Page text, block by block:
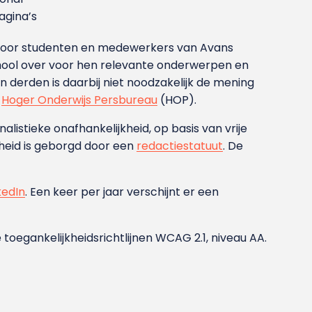
studenten en medewerkers van Avans
over voor hen relevante onderwerpen en
is daarbij niet noodzakelijk de mening
Hoger Onderwijs Persbureau (HOP).
onafhankelijkheid, op basis van vrije
is geborgd door een redactiestatuut. De
. Een keer per jaar verschijnt er een
WCAG 2.1, niveau AA.